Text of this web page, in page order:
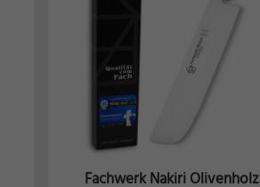
Fachwerk Nakiri Olivenholz